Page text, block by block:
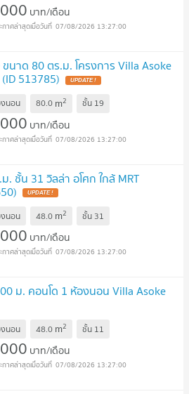
บาท/เดือน
07/08/2026 13:27:00
นาด 80 ตร.ม. โครงการ Villa Asoke
513785) UPDATE !
นอน 80.0 m2 ชั้น 19
บาท/เดือน
07/08/2026 13:27:00
ชั้น 31 วิลล่า อโศก ใกล้ MRT
UPDATE !
นอน 48.0 m2 ชั้น 31
บาท/เดือน
07/08/2026 13:27:00
ม. คอนโด 1 ห้องนอน Villa Asoke
นอน 48.0 m2 ชั้น 11
บาท/เดือน
07/08/2026 13:27:00